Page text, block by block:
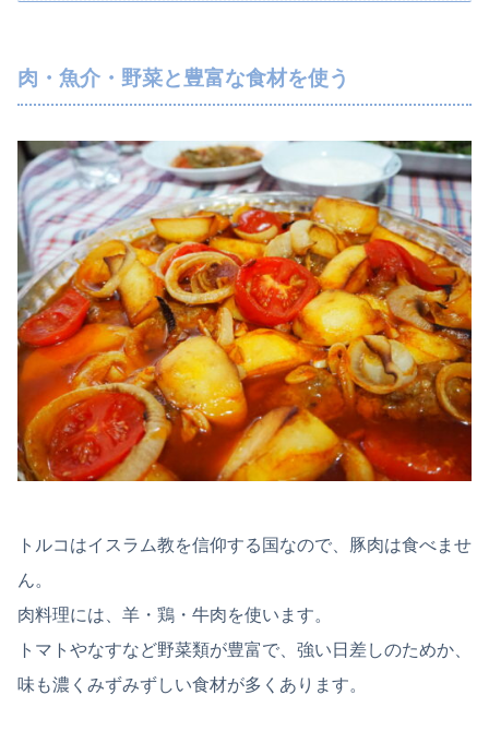
肉・魚介・野菜と豊富な食材を使う
トルコはイスラム教を信仰する国なので、豚肉は食べませ
ん。
肉料理には、羊・鶏・牛肉を使います。
トマトやなすなど野菜類が豊富で、強い日差しのためか、
味も濃くみずみずしい食材が多くあります。